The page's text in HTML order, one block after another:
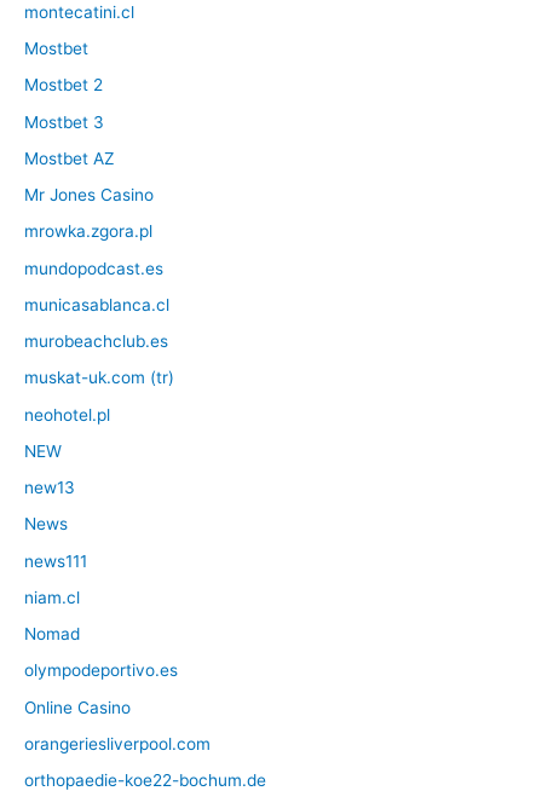
montecatini.cl
Mostbet
Mostbet 2
Mostbet 3
Mostbet AZ
Mr Jones Casino
mrowka.zgora.pl
mundopodcast.es
municasablanca.cl
murobeachclub.es
muskat-uk.com (tr)
neohotel.pl
NEW
new13
News
news111
niam.cl
Nomad
olympodeportivo.es
Online Casino
orangeriesliverpool.com
orthopaedie-koe22-bochum.de